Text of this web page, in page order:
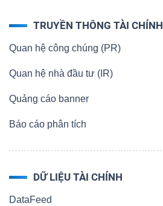
TRUYỀN THÔNG TÀI CHÍNH
Quan hệ công chúng (PR)
Quan hệ nhà đầu tư (IR)
Quảng cáo banner
Báo cáo phân tích
DỮ LIỆU TÀI CHÍNH
DataFeed